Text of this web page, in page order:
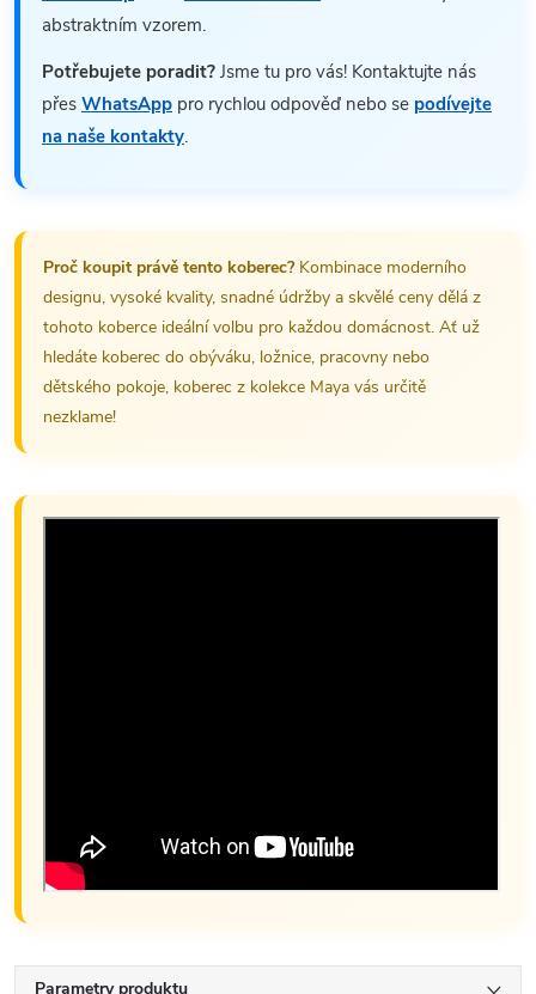
abstraktním vzorem.
Potřebujete poradit? Jsme tu pro vás! Kontaktujte nás
přes WhatsApp pro rychlou odpověď nebo se podívejte
na naše kontakty.
Proč koupit právě tento koberec?Kombinace moderního
designu, vysoké kvality, snadné údržby a skvělé ceny dělá z
tohoto koberce ideální volbu pro každou domácnost. Ať už
hledáte koberec do obýváku, ložnice, pracovny nebo
dětského pokoje, koberec z kolekce Maya vás určitě
nezklame!
Parametry produktu